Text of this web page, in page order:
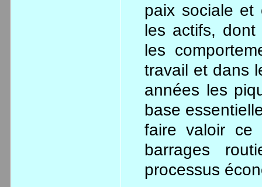
paix sociale et
les actifs,
les
travail et dans
années les
base
faire valoir ce
barrages
processus